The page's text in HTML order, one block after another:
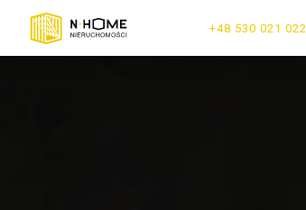
+48 530 021 022